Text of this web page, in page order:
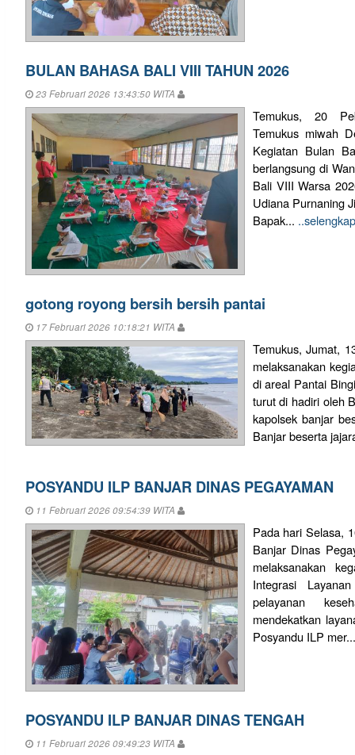
BULAN BAHASA BALI VIII TAHUN 2026
23 Februari 2026 13:43:50 WITA
Temukus, 20
Temukus miwah
Kegiatan Bulan
berlangsung di
Bali VIII Warsa
Udiana Purnaning
Bapak...
gotong royong bersih bersih pantai
17 Februari 2026 10:18:21 WITA
Temukus, Jumat,
melaksanakan
di areal Pantai
turut di hadiri oleh
kapolsek banjar
Banjar beserta
POSYANDU ILP BANJAR DINAS PEGAYAMAN
11 Februari 2026 09:54:39 WITA
Pada hari Selasa,
Banjar Dinas
melaksanakan
Integrasi
pelayanan
mendekatkan
Posyandu ILP
POSYANDU ILP BANJAR DINAS TENGAH
11 Februari 2026 09:49:23 WITA